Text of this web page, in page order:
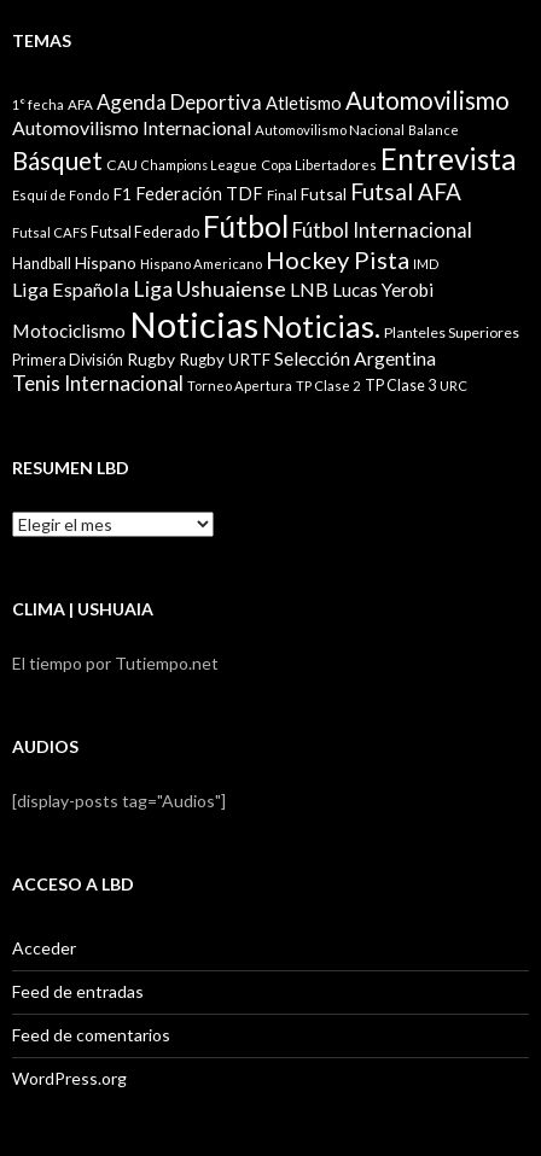
TEMAS
1° fecha AFA Agenda Deportiva Atletismo Automovilismo
Automovilismo Internacional Automovilismo Nacional Balance
Básquet CAU Champions League Copa Libertadores Entrevista
Esquí de Fondo F1 Federación TDF Final Futsal Futsal AFA
Futsal CAFS Futsal Federado Fútbol Fútbol Internacional
Handball Hispano Hispano Americano Hockey Pista IMD
Liga Española Liga Ushuaiense LNB Lucas Yerobi
Motociclismo Noticias Noticias. Planteles Superiores
Primera División Rugby Rugby URTFSelección Argentina
Tenis Internacional Torneo Apertura TP Clase 2 TP Clase 3 URC
RESUMEN LBD
Resumen
LBD
CLIMA | USHUAIA
El tiempo por Tutiempo.net
AUDIOS
[display-posts tag="Audios"]
ACCESO A LBD
Acceder
Feed de entradas
Feed de comentarios
WordPress.org